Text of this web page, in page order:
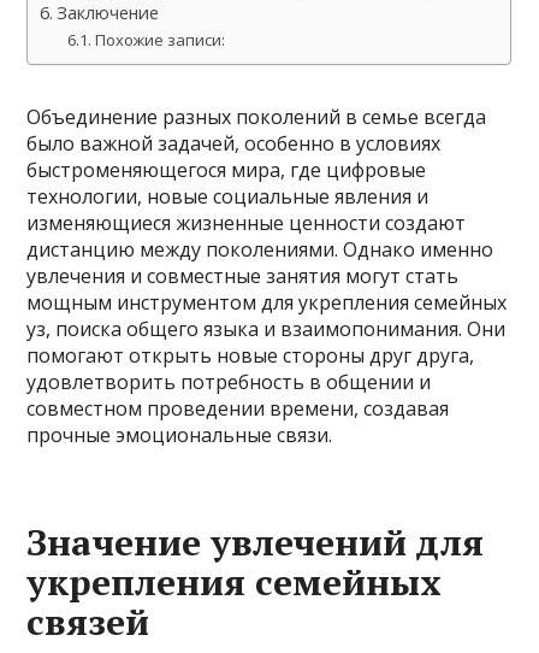
Заключение
Похожие записи:
Объединение разных поколений в семье всегда
было важной задачей, особенно в условиях
быстроменяющегося мира, где цифровые
технологии, новые социальные явления и
изменяющиеся жизненные ценности создают
дистанцию между поколениями. Однако именно
увлечения и совместные занятия могут стать
мощным инструментом для укрепления семейных
уз, поиска общего языка и взаимопонимания. Они
помогают открыть новые стороны друг друга,
удовлетворить потребность в общении и
совместном проведении времени, создавая
прочные эмоциональные связи.
Значение увлечений для
укрепления семейных
связей